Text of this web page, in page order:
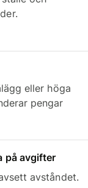
eller höga
pengar
på avgifter
avståndet.